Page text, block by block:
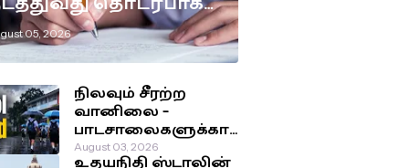
தீர்மானம்!
05, 2026
நிலவும் சீரற்ற
வானிலை –
பாடசாலைகளுக்கா
ன விடுமுறை
August 03, 2026
உதயநிதி ஸ்டாலின்